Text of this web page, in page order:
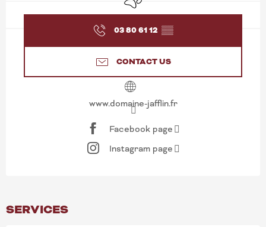
03 80 61 12 ▒▒
CONTACT US
www.domaine-jafflin.fr
Facebook page
Instagram page
SERVICES